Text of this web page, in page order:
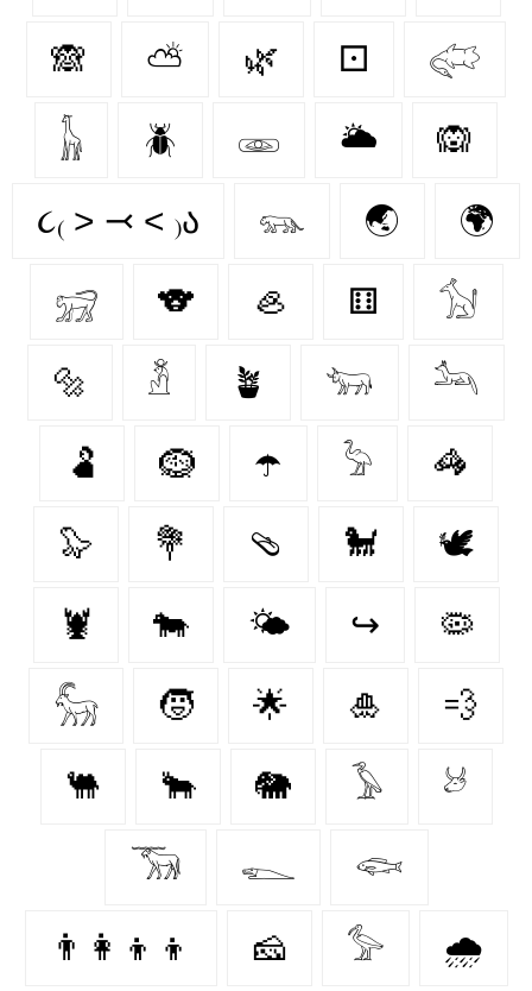
🙈 ⛅ 🌿 ⚀ 𓅾
𓃱 🪲 𓁾 🌥️ 🙉
૮₍ ˃ ⤙ ˂ ₎ა 𓃮 🌏 🌍
𓃸 🐨 🦪 ⚅ 𓃩
🔩 𓁳 🪴 𓃓 𓃢
🫃 🪹 ☂️ 𓅦 🦓
🦭 💐 🩴 🐩 🕊
🦞 🐄 🌤️ ↪ 🦠
𓃵 🧒 🌟 🎍 💨
🐫 🐂 🐘 𓅥 𓃾
𓃝 𓆍 𓆟
👨‍👩‍👦‍👦 🧀 𓅞 🌧️